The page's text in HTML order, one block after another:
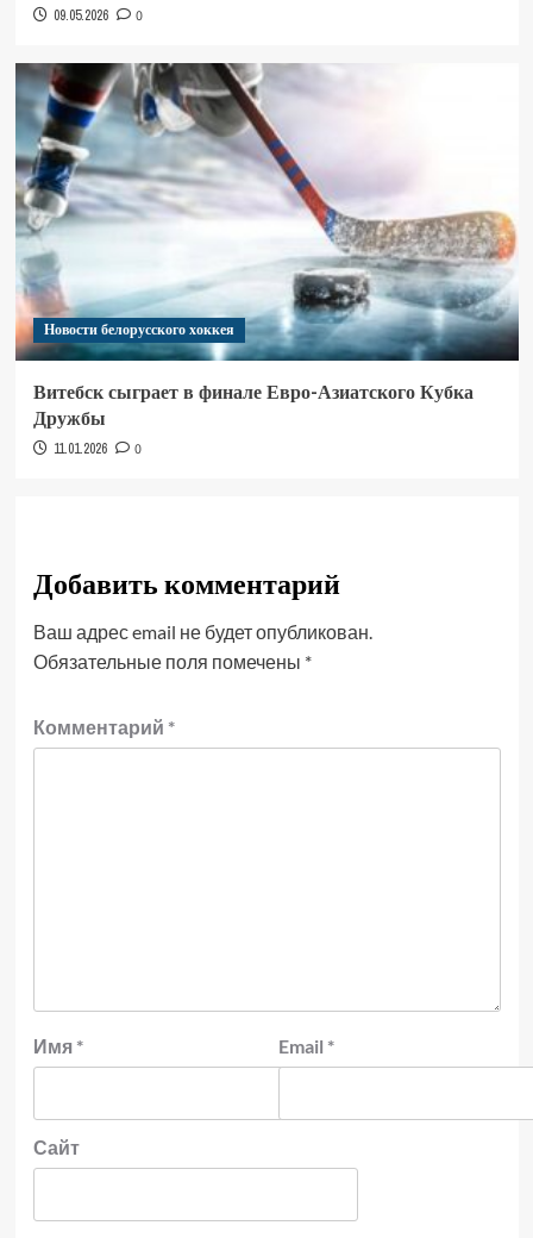
09.05.2026 0
Новости белорусского хоккея
Витебск сыграет в финале Евро-Азиатского Кубка
Дружбы
11.01.2026 0
Добавить комментарий
Ваш адрес email не будет опубликован.
Обязательные поля помечены *
Комментарий *
Имя * Email *
Сайт